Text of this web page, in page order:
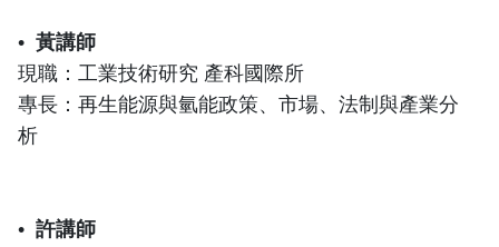
• 黃講師
現職：工業技術研究 產科國際所
專長：再生能源與氫能政策、市場、法制與產業分
析
• 許講師